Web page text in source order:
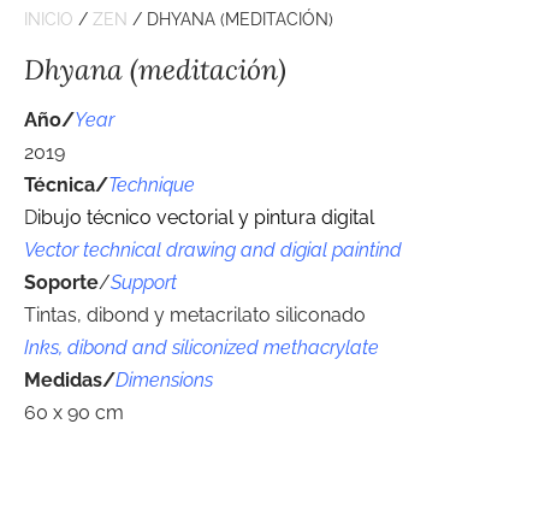
INICIO / ZEN / DHYANA (MEDITACIÓN)
Dhyana (meditación)
Año/Year
2019
Técnica/Technique
Dibujo técnico vectorial y pintura digital
Vector technical drawing and digial paintind
Soporte/Support
Tintas, dibond y metacrilato siliconado
Inks, dibond and siliconized methacrylate
Medidas/Dimensions
60 x 90 cm